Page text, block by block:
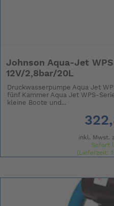
Johnson Aqua-Jet
12V/2,8bar/20L
Druckwasserpumpe Aqua Jet
fünf Kammer Aqua Jet WPS-
kleine Boote und...
inkl. Mwst.
Sofort
(Lieferzeit: